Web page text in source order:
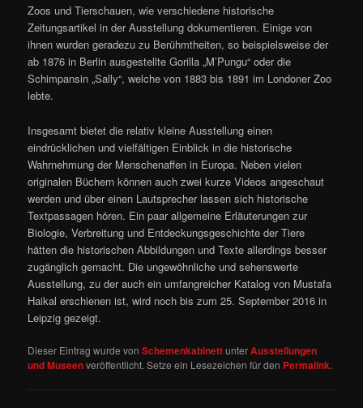
Zoos und Tierschauen, wie verschiedene historische
Zeitungsartikel in der Ausstellung dokumentieren. Einige von
ihnen wurden geradezu zu Berühmtheiten, so beispielsweise der
ab 1876 in Berlin ausgestellte Gorilla „M’Pungu“ oder die
Schimpansin „Sally“, welche von 1883 bis 1891 im Londoner Zoo
lebte.
Insgesamt bietet die relativ kleine Ausstellung einen
eindrücklichen und vielfältigen Einblick in die historische
Wahrnehmung der Menschenaffen in Europa. Neben vielen
originalen Büchern können auch zwei kurze Videos angeschaut
werden und über einen Lautsprecher lassen sich historische
Textpassagen hören. Ein paar allgemeine Erläuterungen zur
Biologie, Verbreitung und Entdeckungsgeschichte der Tiere
hätten die historischen Abbildungen und Texte allerdings besser
zugänglich gemacht. Die ungewöhnliche und sehenswerte
Ausstellung, zu der auch ein umfangreicher Katalog von Mustafa
Haikal erschienen ist, wird noch bis zum 25. September 2016 in
Leipzig gezeigt.
Dieser Eintrag wurde vonSchemenkabinettunterAusstellungen
und Museenveröffentlicht. Setze ein Lesezeichen für den Permalink.